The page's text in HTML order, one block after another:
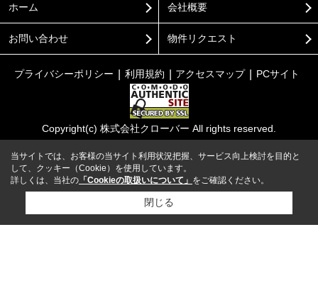
ホーム 会社概要
お問い合わせ 物件リクエスト
プライバシーポリシー 利用規約 アクセスマップ PCサイト
Copyright(c) 株式会社クローバー All rights reserved.
当サイトでは、お客様の当サイト利用状況把握、サービス向上検討を目的と
して、クッキー（Cookie）を使用しています。
詳しくは、当社の 「Cookieの取扱いについて」 をご確認ください。
閉じる